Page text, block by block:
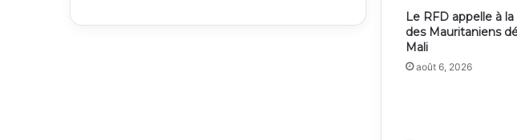
Le RFD appelle à
des Mauritaniens
Mali
août 6, 2026